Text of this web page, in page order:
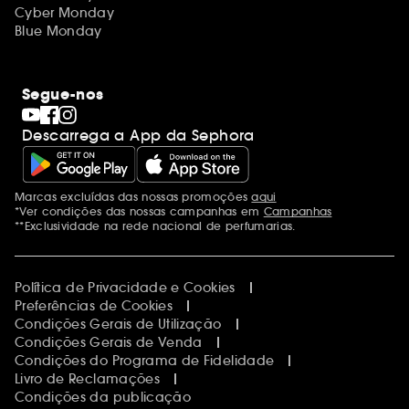
Cyber Monday
Blue Monday
Segue-nos
Descarrega a App da Sephora
Menções adicionais
Marcas excluídas das nossas promoçõesaqui
*Ver condições das nossas campanhas em Campanhas
**Exclusividade na rede nacional de perfumarias.
Política de Privacidade e Cookies
Preferências de Cookies
Condições Gerais de Utilização
Condições Gerais de Venda
Condições do Programa de Fidelidade
Livro de Reclamações
Condições da publicação